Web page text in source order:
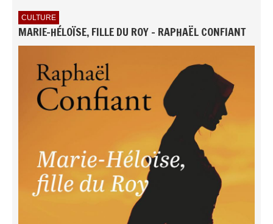
CULTURE
MARIE-HÉLOÏSE, FILLE DU ROY - RAPHAËL CONFIANT